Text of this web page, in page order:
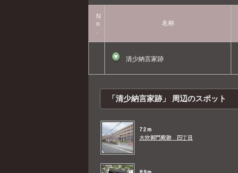
N
o
.
名称
▼ 清少納言家跡
「清少納言家跡」 周辺のスポット
72m
大炊御門殿跡 四丁目